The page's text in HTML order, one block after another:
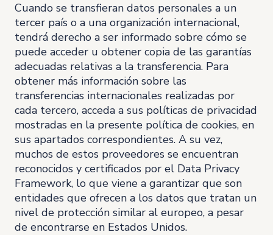
Cuando se transfieran datos personales a un
tercer país o a una organización internacional,
tendrá derecho a ser informado sobre cómo se
puede acceder u obtener copia de las garantías
adecuadas relativas a la transferencia. Para
obtener más información sobre las
transferencias internacionales realizadas por
cada tercero, acceda a sus políticas de privacidad
mostradas en la presente política de cookies, en
sus apartados correspondientes. A su vez,
muchos de estos proveedores se encuentran
reconocidos y certificados por el Data Privacy
Framework, lo que viene a garantizar que son
entidades que ofrecen a los datos que tratan un
nivel de protección similar al europeo, a pesar
de encontrarse en Estados Unidos.